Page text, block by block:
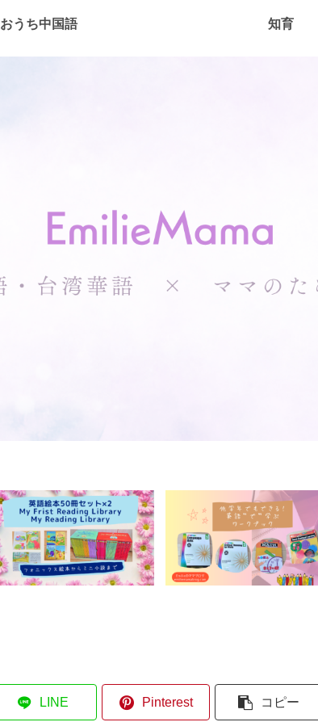
おうち中国語 知育
LINE Pinterest コピー